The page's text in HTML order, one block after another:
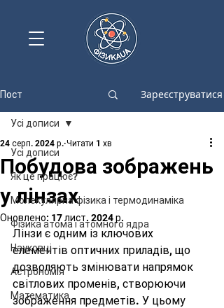
Пост Зареєструватися
Усі дописи
Як це працює?
Молекулярна фізика і термодинаміка
Фізика атома і атомного ядра
Науковці
Астрономія
Математика
Усі дописи
Побудова зображень
у лінзах
24 серп. 2024 р. Читати 1 хв
Оновлено: 17 лист. 2024 р.
Лінзи є одним із ключових
елементів оптичних приладів, що
дозволяють змінювати напрямок
світлових променів, створюючи
зображення предметів. У цьому